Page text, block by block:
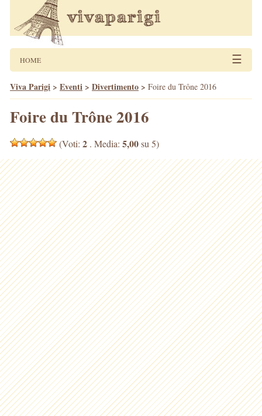
HOME ☰
Viva Parigi > Eventi > Divertimento > Foire du Trône 2016
Foire du Trône 2016
(Voti: 2 . Media: 5,00su 5)